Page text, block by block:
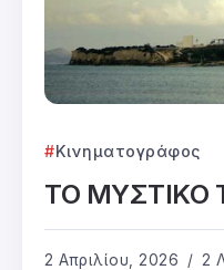
Κινηματογράφος
ΤΟ ΜΥΣΤΙΚΟ
2 Απριλίου, 2026 2